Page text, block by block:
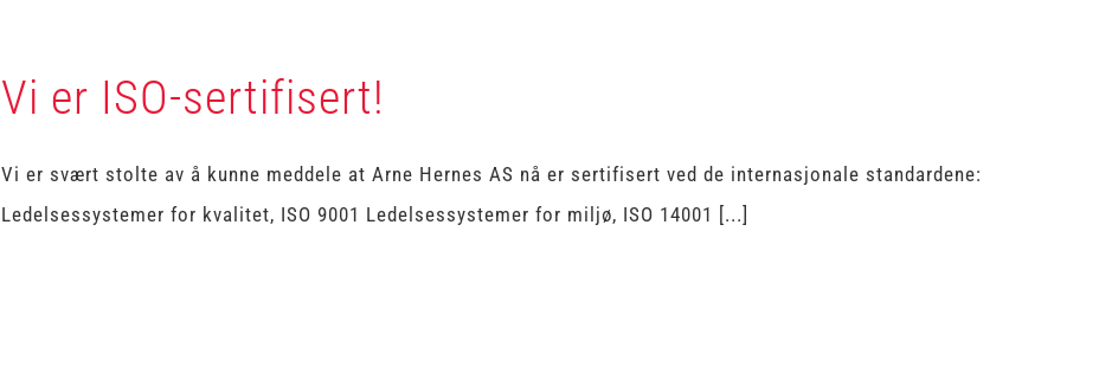
Vi er ISO-sertifisert!
Vi er svært stolte av å kunne meddele at Arne Hernes AS nå er sertifisert ved de internasjonale standardene:
Ledelsessystemer for kvalitet, ISO 9001 Ledelsessystemer for miljø, ISO 14001 [...]